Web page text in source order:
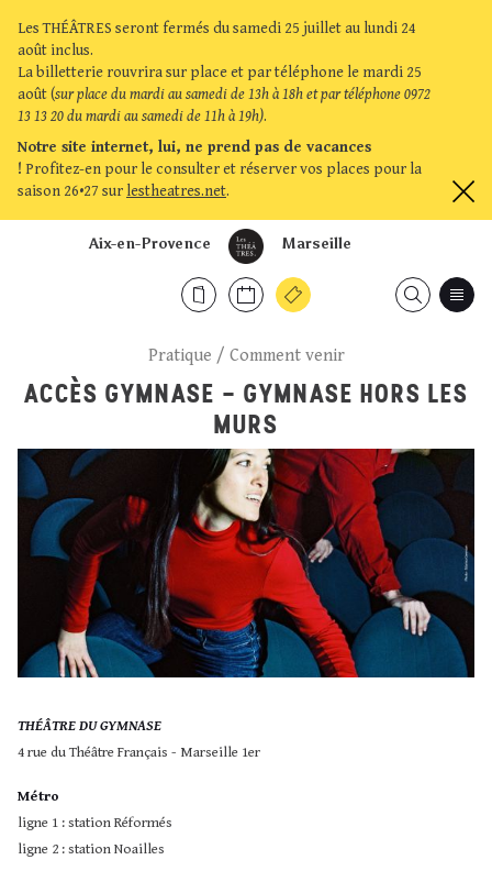
Les THÉÂTRES seront fermés du samedi 25 juillet au lundi 24
août inclus.
La billetterie rouvrira sur place et par téléphone le mardi 25
août (sur place du mardi au samedi de 13h à 18h et par téléphone 0972
13 13 20 du mardi au samedi de 11h à 19h).
Notre site internet, lui, ne prend pas de vacances
! Profitez-en pour le consulter et réserver vos places pour la
saison 26•27 sur lestheatres.net.
Marseille
Aix-en-Provence
Pratique / Comment venir
ACCÈS GYMNASE - GYMNASE HORS LES
MURS
THÉÂTRE DU GYMNASE
4 rue du Théâtre Français - Marseille 1er
Métro
ligne 1 : station Réformés
ligne 2 : station Noailles